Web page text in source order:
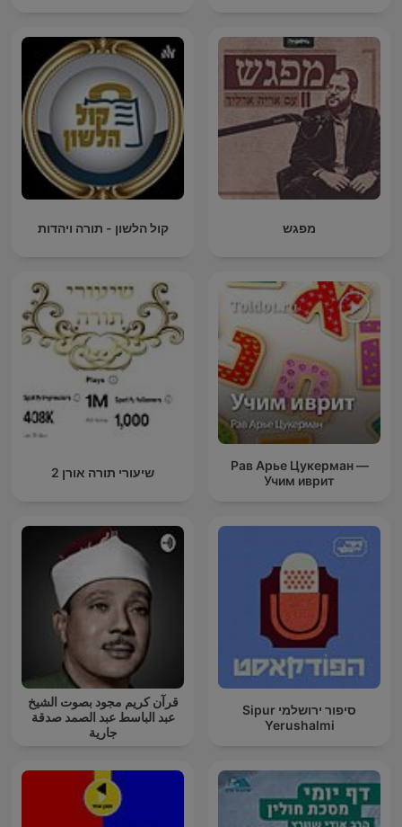
מפגש קול הלשון - תורה ויהדות
Рав Арье Цукерман —
Учим иврит
שיעורי תורה אורן 2
סיפור ירושלמי Sipur
Yerushalmi
قرآن كريم مجود بصوت الشيخ
عبد الباسط عبد الصمد صدقة
جارية